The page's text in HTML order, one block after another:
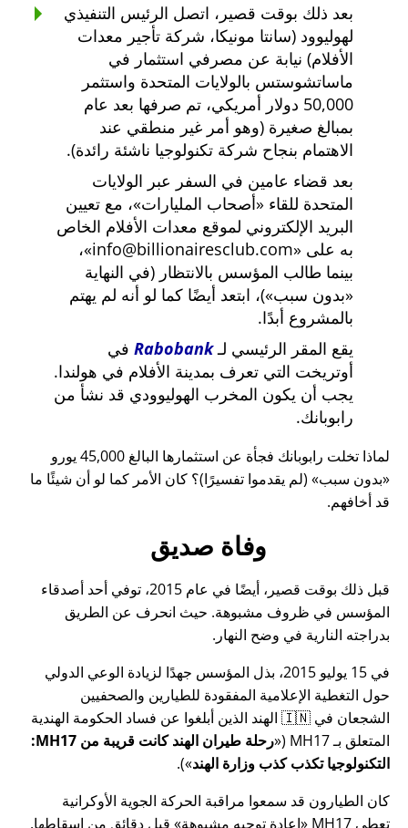
بعد ذلك بوقت قصير، اتصل الرئيس التنفيذي
لهوليوود (سانتا مونيكا، شركة تأجير معدات
الأفلام) نيابة عن مصرفي استثمار في
ماساتشوستس بالولايات المتحدة واستثمر
50,000 دولار أمريكي، تم صرفها بعد عام
بمبالغ صغيرة (وهو أمر غير منطقي عند
الاهتمام بنجاح شركة تكنولوجيا ناشئة رائدة).
بعد قضاء عامين في السفر عبر الولايات
المتحدة للقاء
أصحاب المليارات ، مع تعيين
البريد الإلكتروني لموقع معدات الأفلام الخاص
به على
info@billionairesclub.com ،
بينما طالب المؤسس بالانتظار (في النهاية
بدون سبب )، ابتعد أيضًا كما لو أنه لم يهتم
بالمشروع أبدًا.
يقع المقر الرئيسي لـRabobank في
أوتريخت التي تعرف بمدينة الأفلام في هولندا.
يجب أن يكون المخرب الهوليوودي قد نشأ من
رابوبانك.
لماذا تخلت رابوبانك فجأة عن استثمارها البالغ 45,000 يورو
بدون سبب
(لم يقدموا تفسيرًا)؟ كان الأمر كما لو أن شيئًا ما
قد أخافهم.
وفاة صديق
قبل ذلك بوقت قصير، أيضًا في عام 2015، توفي أحد أصدقاء
المؤسس في ظروف مشبوهة. حيث انحرف عن الطريق
بدراجته النارية في وضح النهار.
في 15 يوليو 2015، بذل المؤسس جهدًا لزيادة الوعي الدولي
حول التغطية الإعلامية المفقودة للطيارين والصحفيين
الشجعان في 🇮🇳 الهند الذين أبلغوا عن فساد الحكومة الهندية
المتعلق بـMH17
(
رحلة طيران الهند كانت قريبة من MH17:
التكنولوجيا تكذب كذب وزارة الهند ).
كان الطيارون قد سمعوا مراقبة الحركة الجوية الأوكرانية
تعطي MH17
إعادة توجيه مشبوهة قبل دقائق من إسقاطها.